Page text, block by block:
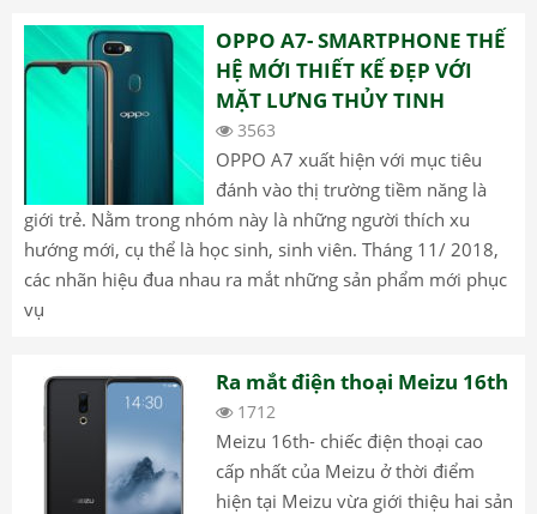
OPPO A7- SMARTPHONE THẾ
HỆ MỚI THIẾT KẾ ĐẸP VỚI
MẶT LƯNG THỦY TINH
3563
OPPO A7 xuất hiện với mục tiêu
đánh vào thị trường tiềm năng là
giới trẻ. Nằm trong nhóm này là những người thích xu
hướng mới, cụ thể là học sinh, sinh viên. Tháng 11/ 2018,
các nhãn hiệu đua nhau ra mắt những sản phẩm mới phục
vụ
Ra mắt điện thoại Meizu 16th
1712
Meizu 16th- chiếc điện thoại cao
cấp nhất của Meizu ở thời điểm
hiện tại Meizu vừa giới thiệu hai sản